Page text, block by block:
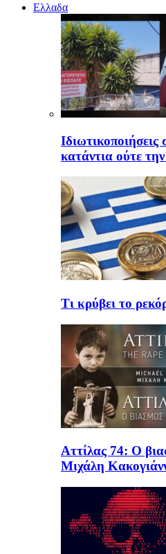
Ελλαδα
κατάντια ούτε
Τι κρύβει το
Αττίλας 74: Ο
Μιχάλη